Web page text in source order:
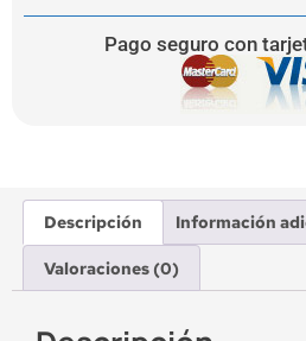
Pago seguro con
Descripción Información
Valoraciones (0)